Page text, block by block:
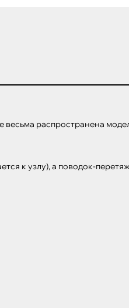
распространена
к узлу), а поводок-